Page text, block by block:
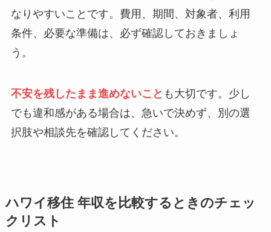
なりやすいことです。費用、期間、対象者、利用
条件、必要な準備は、必ず確認しておきましょ
う。
不安を残したまま進めないこと も大切です。少し
でも違和感がある場合は、急いで決めず、別の選
択肢や相談先を確認してください。
ハワイ移住 年収を比較するときのチェッ
クリスト